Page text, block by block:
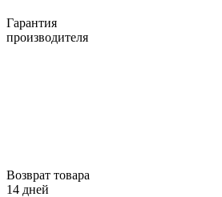
Гарантия
производителя
Возврат товара
14 дней